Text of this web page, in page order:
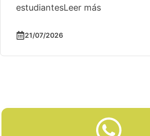
estudiantesLeer más
21/07/2026